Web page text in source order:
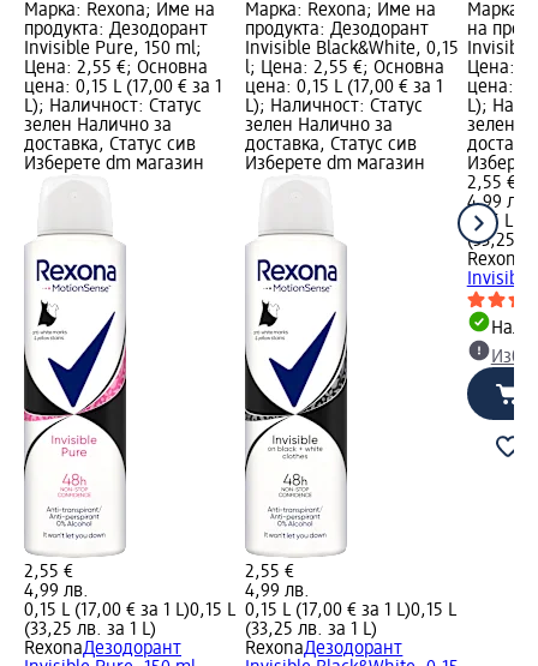
Марка: Rexona; Име на
продукта: Дезодорант
Invisible Pure, 150 ml;
Цена: 2,55 €; Основна
цена: 0,15 L (17,00 € за 1
L); Наличност: Статус
зелен Налично за
доставка, Статус сив
Изберете dm магазин
2,55 €
4,99 лв.
0,15 L (17,00 € за 1 L)0,15 L
(33,25 лв. за 1 L)
RexonaДезодорант
Марка: Rexona; Име на
продукта: Дезодорант
Invisible Black&White, 0,15
l; Цена: 2,55 €; Основна
цена: 0,15 L (17,00 € за 1
L); Наличност: Статус
зелен Налично за
доставка, Статус сив
Изберете dm магазин
2,55 €
4,99 лв.
0,15 L (17,00 € за 1 L)0,15 L
(33,25 лв. за 1 L)
RexonaДезодорант
Марка:
на
Invisible
Цена:
цена:
L);
зелен
2,55 €
4,99 лв.
0,15 L
(33,25
Rexona
Invisible